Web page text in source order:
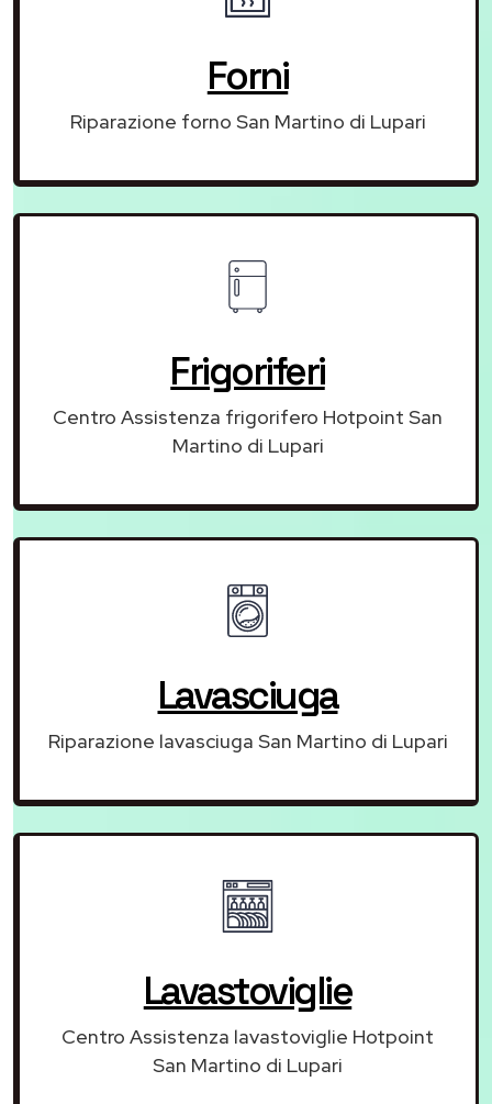
Forni
Riparazione forno San Martino di Lupari
Frigoriferi
Centro Assistenza frigorifero Hotpoint San
Martino di Lupari
Lavasciuga
Riparazione lavasciuga San Martino di Lupari
Lavastoviglie
Centro Assistenza lavastoviglie Hotpoint
San Martino di Lupari